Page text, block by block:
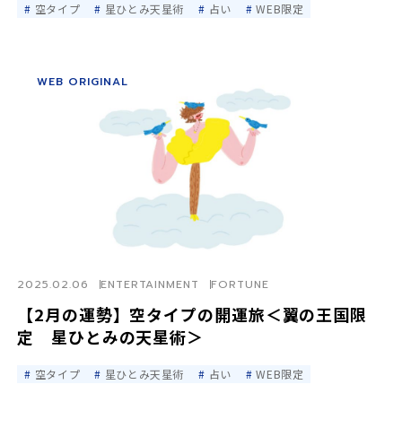
空タイプ 星ひとみ天星術 占い WEB限定
【2月の運勢】空タイプの開運旅＜翼の王国限
定 星ひとみの天星術＞
2025.02.06 ENTERTAINMENT FORTUNE
WEB ORIGINAL
空タイプ 星ひとみ天星術 占い WEB限定